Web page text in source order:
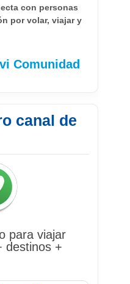
con personas
por volar, viajar y
Comunidad
canal de
para viajar
destinos +